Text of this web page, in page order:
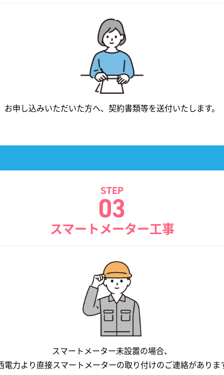
お申し込みいただいた方へ、 契約書類等を送付いたします。
STEP
03
スマートメーター工事
スマートメーター未設置の場合、
電力より直接スマートメーターの取り付けのご連絡がありま